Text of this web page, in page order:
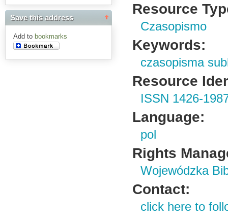
Save this address
Add to bookmarks
Resource
Czasopismo
Keywords:
czasopisma
Resource
ISSN 1426-
Language:
pol
Rights
Wojewódzka
Contact:
click here to